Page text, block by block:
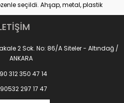
seçildi. Ahşap, metal, plastik
tutuş sağlayan ürünlerimiz;
ve tamir gibi pek çok alanda
vadediyor.
yapıyor olun, ister evde basit
hem iş güvenliğinizi
ray işkencelerinden kazancı
her kullanım alanına
açılır kapanır sistemler, kanca
2 Sok. No: 86/A Siteler - Altındağ /
ANKARA
312 350 47 14
297 17 47